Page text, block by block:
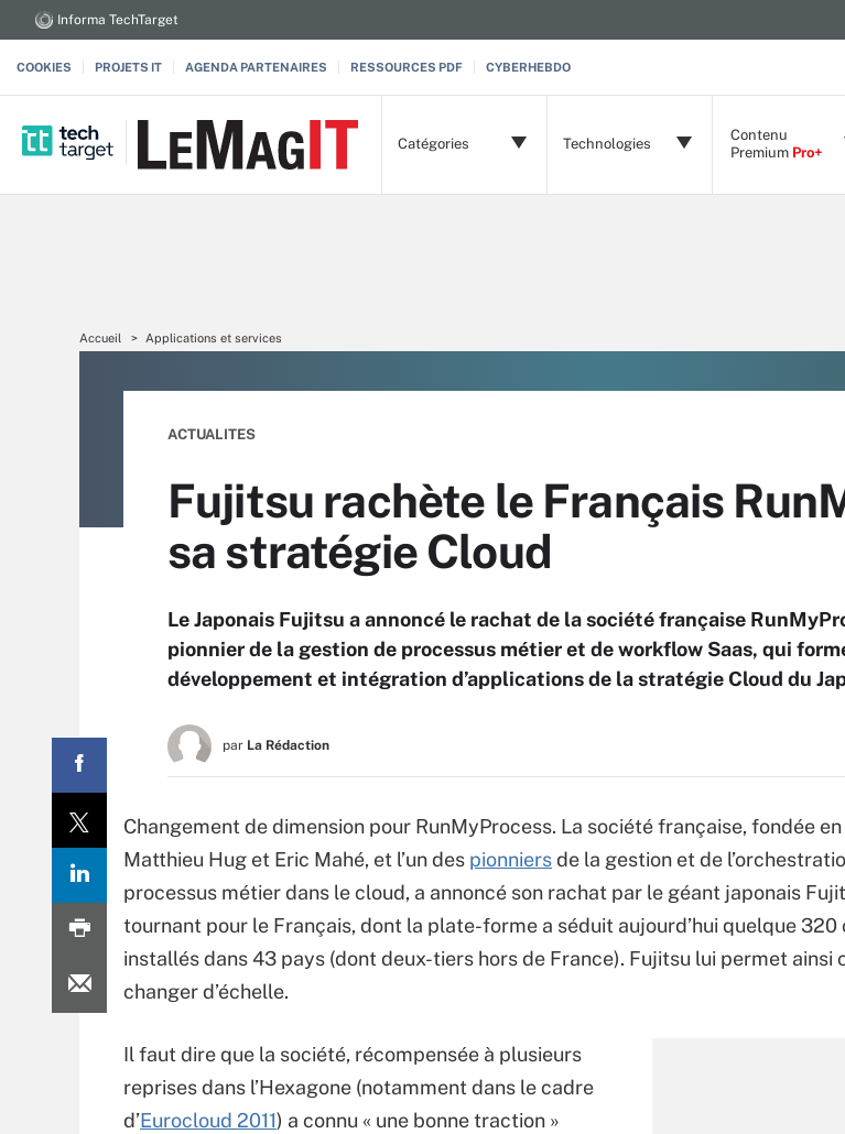
Informa TechTarget
COOKIES PROJETS IT AGENDA PARTENAIRES RESSOURCES PDF CYBERHEBDO
Catégories Technologies
Contenu
Premium Pro+
Accueil Applications et services
ACTUALITES
Fujitsu rachète le Français
sa stratégie Cloud
Le Japonais Fujitsu a annoncé le rachat de la société française
pionnier de la gestion de processus métier et de workflow Saas, qui
développement et intégration d’applications de la stratégie Cloud du
par La Rédaction
Changement de dimension pour RunMyProcess. La société française, fondée
Matthieu Hug et Eric Mahé, et l’un des pionniersde la gestion et de
processus métier dans le cloud, a annoncé son rachat par le géant japonais
tournant pour le Français, dont la plate-forme a séduit aujourd’hui quelque 320
installés dans 43 pays (dont deux-tiers hors de France). Fujitsu lui permet ainsi
changer d’échelle.
Il faut dire que la société, récompensée à plusieurs
reprises dans l’Hexagone (notamment dans le cadre
d’Eurocloud 2011) a connu « une bonne traction »